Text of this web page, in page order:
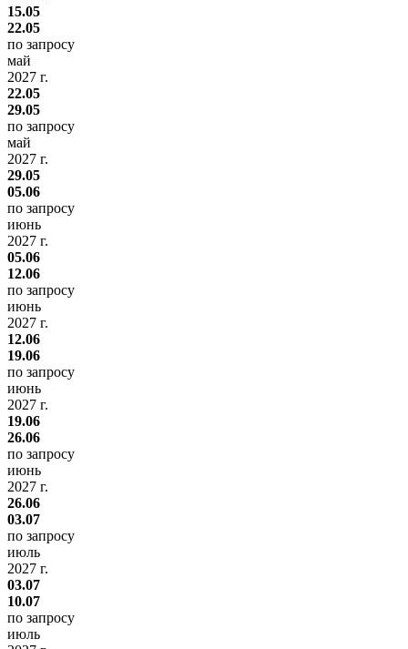
15.05
22.05
по запросу
май
2027 г.
22.05
29.05
по запросу
май
2027 г.
29.05
05.06
по запросу
июнь
2027 г.
05.06
12.06
по запросу
июнь
2027 г.
12.06
19.06
по запросу
июнь
2027 г.
19.06
26.06
по запросу
июнь
2027 г.
26.06
03.07
по запросу
июль
2027 г.
03.07
10.07
по запросу
июль